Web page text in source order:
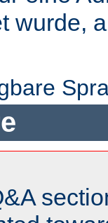
wurde,